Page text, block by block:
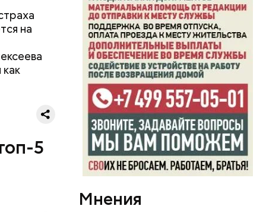
на
как
5
Мнения